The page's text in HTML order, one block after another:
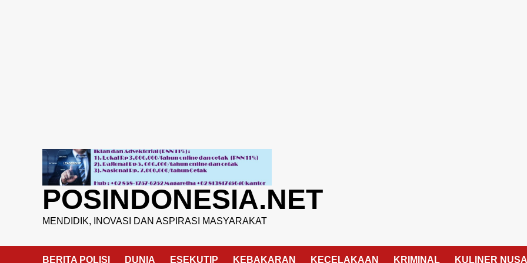
POSINDONESIA.NET
MENDIDIK, INOVASI DAN ASPIRASI MASYARAKAT
BERITA POLISI DUNIA ESEKUTIP KEBAKARAN KECELAKAAN KRIMINAL KULINER